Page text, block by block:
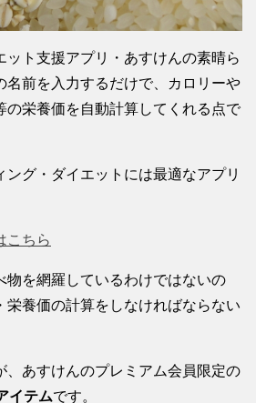
ット支援アプリ・あすけんの素晴ら
名前を入力するだけで、カロリーや
の栄養価を自動計算してくれる点で
ング・ダイエットには最適なアプリ
こちら
物を網羅しているわけではないの
栄養価の計算をしなければならない
、あすけんのプレミアム会員限定の
イテムです。